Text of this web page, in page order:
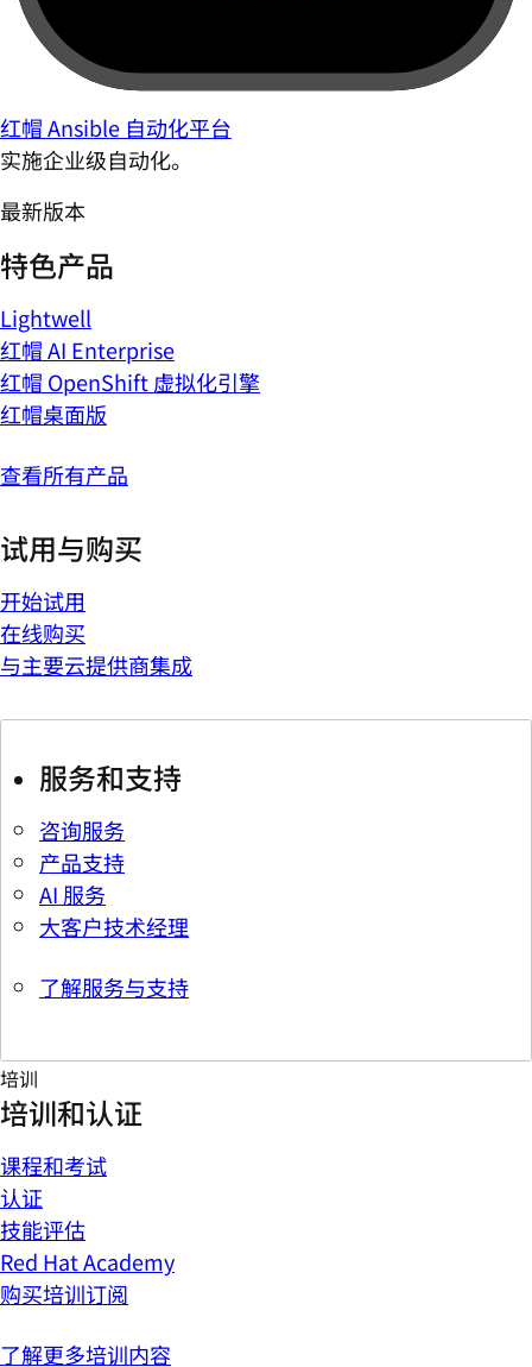
红帽 Ansible 自动化平台
实施企业级自动化。
最新版本
特色产品
Lightwell
红帽 AI Enterprise
红帽 OpenShift 虚拟化引擎
红帽桌面版
查看所有产品
试用与购买
开始试用
在线购买
与主要云提供商集成
服务和支持
咨询服务
产品支持
AI 服务
大客户技术经理
了解服务与支持
培训
培训和认证
课程和考试
认证
技能评估
Red Hat Academy
购买培训订阅
了解更多培训内容